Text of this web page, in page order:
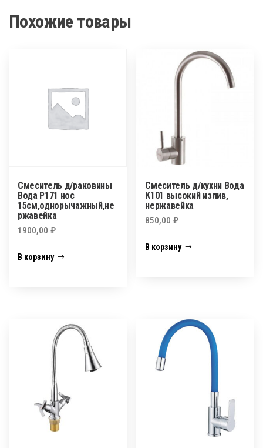
Похожие товары
Смеситель д/раковины
Вода Р171 нос
15см,однорычажный,не
ржавейка
1900,00 ₽
В корзину
Смеситель д/кухни Вода
К101 высокий излив,
нержавейка
850,00₽
В корзину